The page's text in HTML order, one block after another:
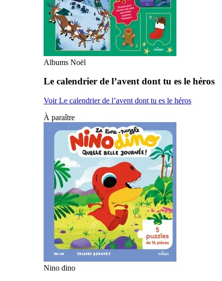
Albums Noël
Le calendrier de l’avent dont tu es le héros
Voir Le calendrier de l’avent dont tu es le héros
À paraître
Nino dino